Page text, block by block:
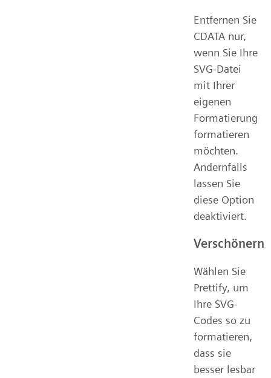
Entfernen Sie
CDATA nur,
wenn Sie Ihre
SVG-Datei
mit Ihrer
eigenen
Formatierung
formatieren
möchten.
Andernfalls
lassen Sie
diese Option
deaktiviert.
Verschönern
Wählen Sie
Prettify, um
Ihre SVG-
Codes so zu
formatieren,
dass sie
besser lesbar